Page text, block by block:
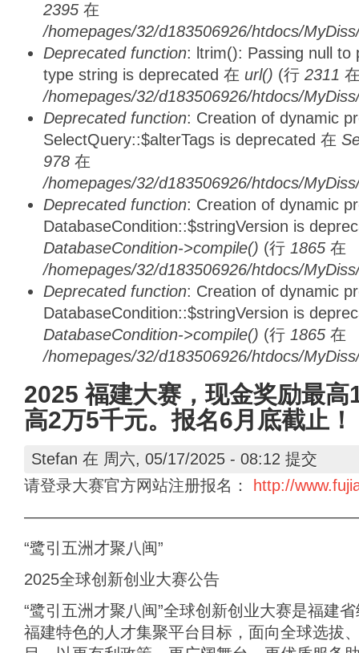
2395 在
/homepages/32/d183506926/htdocs/
Deprecated function: ltrim(): Passing null to
type string is deprecated 在 url() (行 2311
/homepages/32/d183506926/htdocs/
Deprecated function: Creation of dynamic
SelectQuery::$alterTags is deprecated 在
978 在
/homepages/32/d183506926/htdocs/
Deprecated function: Creation of dynamic
DatabaseCondition::$stringVersion is
DatabaseCondition->compile() (行 1865 在
/homepages/32/d183506926/htdocs/
Deprecated function: Creation of dynamic
DatabaseCondition::$stringVersion is
DatabaseCondition->compile() (行 1865 在
/homepages/32/d183506926/htdocs/
2025 福建大赛，现金奖励最
高2万5千元。报名6月底截止！
Stefan 在 周六, 05/17/2025 - 08:12 提交
请登录大赛官方网站注册报名：
http://
“鹭引五洲才聚八闽”
2025全球创新创业大赛公告
“鹭引五洲才聚八闽”全球创新创业大赛是福建
福建特色的人才集聚平台目标，面向全球选拔